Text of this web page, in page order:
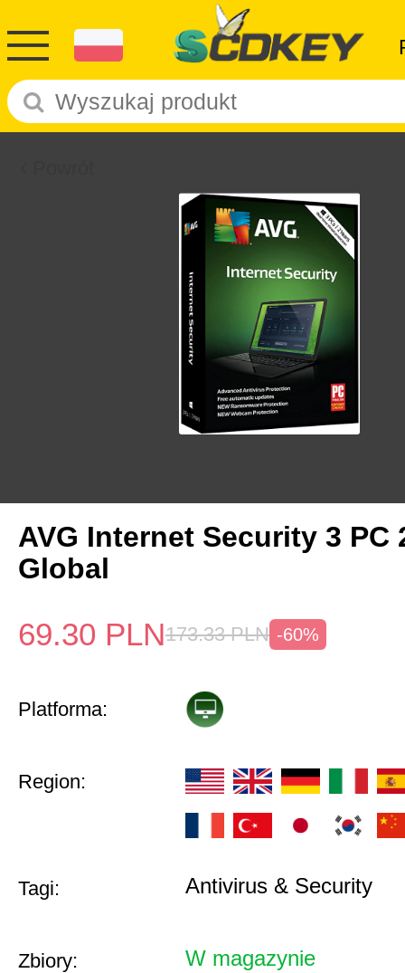
AVG Internet Security 3 PC
Global
69.30 PLN173.33 PLN -60%
Platforma:
Region:
Tagi: Antivirus & Security
Zbiory: W magazynie